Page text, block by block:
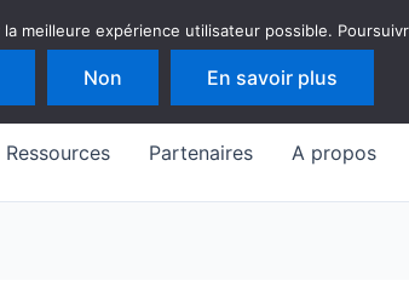
Ressources Partenaires A propos
meilleure expérience utilisateur possible.
Non En savoir plus